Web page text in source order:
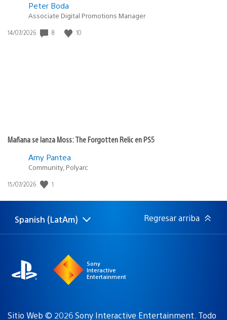
Peter Boda
Associate Digital Promotions Manager
Fecha
14/07/2026 8 10
Mañana se lanza Moss: The Forgotten Relic en PS5
Amy Pantea
Community, Polyarc
Fecha
publicación:
15/07/2026 1
Elige
una
Región
actual:
Spanish (LatAm) Regresar arriba
Sony
Interactive
Entertainment
Sitio Web © 2026 Sony Interactive Entertainment. Todo